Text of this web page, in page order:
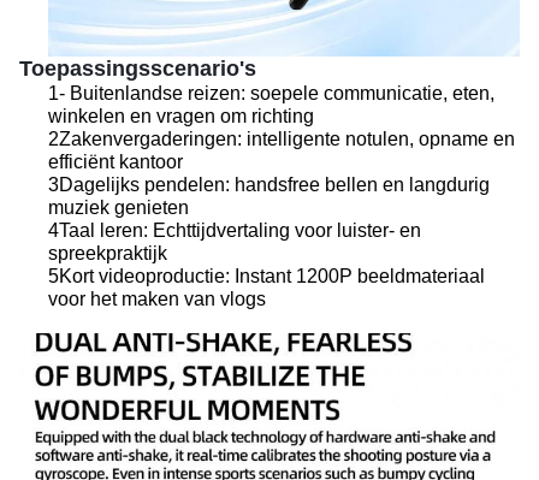
Toepassingsscenario's
1- Buitenlandse reizen: soepele communicatie, eten,
winkelen en vragen om richting
2Zakenvergaderingen: intelligente notulen, opname en
efficiënt kantoor
3Dagelijks pendelen: handsfree bellen en langdurig
muziek genieten
4Taal leren: Echttijdvertaling voor luister- en
spreekpraktijk
5Kort videoproductie: Instant 1200P beeldmateriaal
voor het maken van vlogs